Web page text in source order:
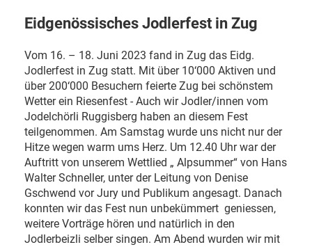
Eidgenössisches Jodlerfest in Zug
Vom 16. – 18. Juni 2023 fand in Zug das Eidg.
Jodlerfest in Zug statt. Mit über 10‘000 Aktiven und
über 200‘000 Besuchern feierte Zug bei schönstem
Wetter ein Riesenfest - Auch wir Jodler/innen vom
Jodelchörli Ruggisberg haben an diesem Fest
teilgenommen. Am Samstag wurde uns nicht nur der
Hitze wegen warm ums Herz. Um 12.40 Uhr war der
Auftritt von unserem Wettlied „ Alpsummer“ von Hans
Walter Schneller, unter der Leitung von Denise
Gschwend vor Jury und Publikum angesagt. Danach
konnten wir das Fest nun unbekümmert geniessen,
weitere Vorträge hören und natürlich in den
Jodlerbeizli selber singen. Am Abend wurden wir mit